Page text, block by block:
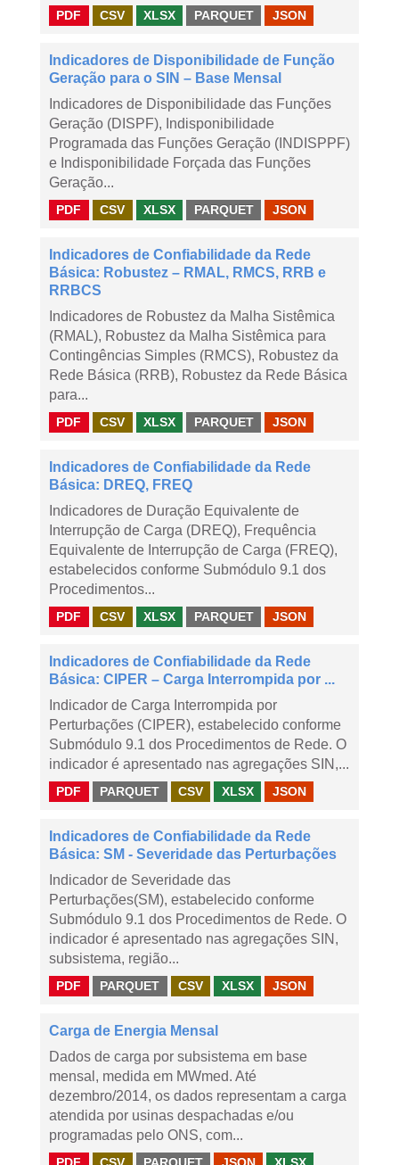
PDF CSV XLSX PARQUET JSON
Indicadores de Disponibilidade de Função
Geração para o SIN – Base Mensal
Indicadores de Disponibilidade das Funções
Geração (DISPF), Indisponibilidade
Programada das Funções Geração (INDISPPF)
e Indisponibilidade Forçada das Funções
Geração...
PDF CSV XLSX PARQUET JSON
Indicadores de Confiabilidade da Rede
Básica: Robustez – RMAL, RMCS, RRB e
RRBCS
Indicadores de Robustez da Malha Sistêmica
(RMAL), Robustez da Malha Sistêmica para
Contingências Simples (RMCS), Robustez da
Rede Básica (RRB), Robustez da Rede Básica
para...
PDF CSV XLSX PARQUET JSON
Indicadores de Confiabilidade da Rede
Básica: DREQ, FREQ
Indicadores de Duração Equivalente de
Interrupção de Carga (DREQ), Frequência
Equivalente de Interrupção de Carga (FREQ),
estabelecidos conforme Submódulo 9.1 dos
Procedimentos...
PDF CSV XLSX PARQUET JSON
Indicadores de Confiabilidade da Rede
Básica: CIPER – Carga Interrompida por ...
Indicador de Carga Interrompida por
Perturbações (CIPER), estabelecido conforme
Submódulo 9.1 dos Procedimentos de Rede. O
indicador é apresentado nas agregações SIN,...
PDF PARQUET CSV XLSX JSON
Indicadores de Confiabilidade da Rede
Básica: SM - Severidade das Perturbações
Indicador de Severidade das
Perturbações(SM), estabelecido conforme
Submódulo 9.1 dos Procedimentos de Rede. O
indicador é apresentado nas agregações SIN,
subsistema, região...
PDF PARQUET CSV XLSX JSON
Carga de Energia Mensal
Dados de carga por subsistema em base
mensal, medida em MWmed. Até
dezembro/2014, os dados representam a carga
atendida por usinas despachadas e/ou
programadas pelo ONS, com...